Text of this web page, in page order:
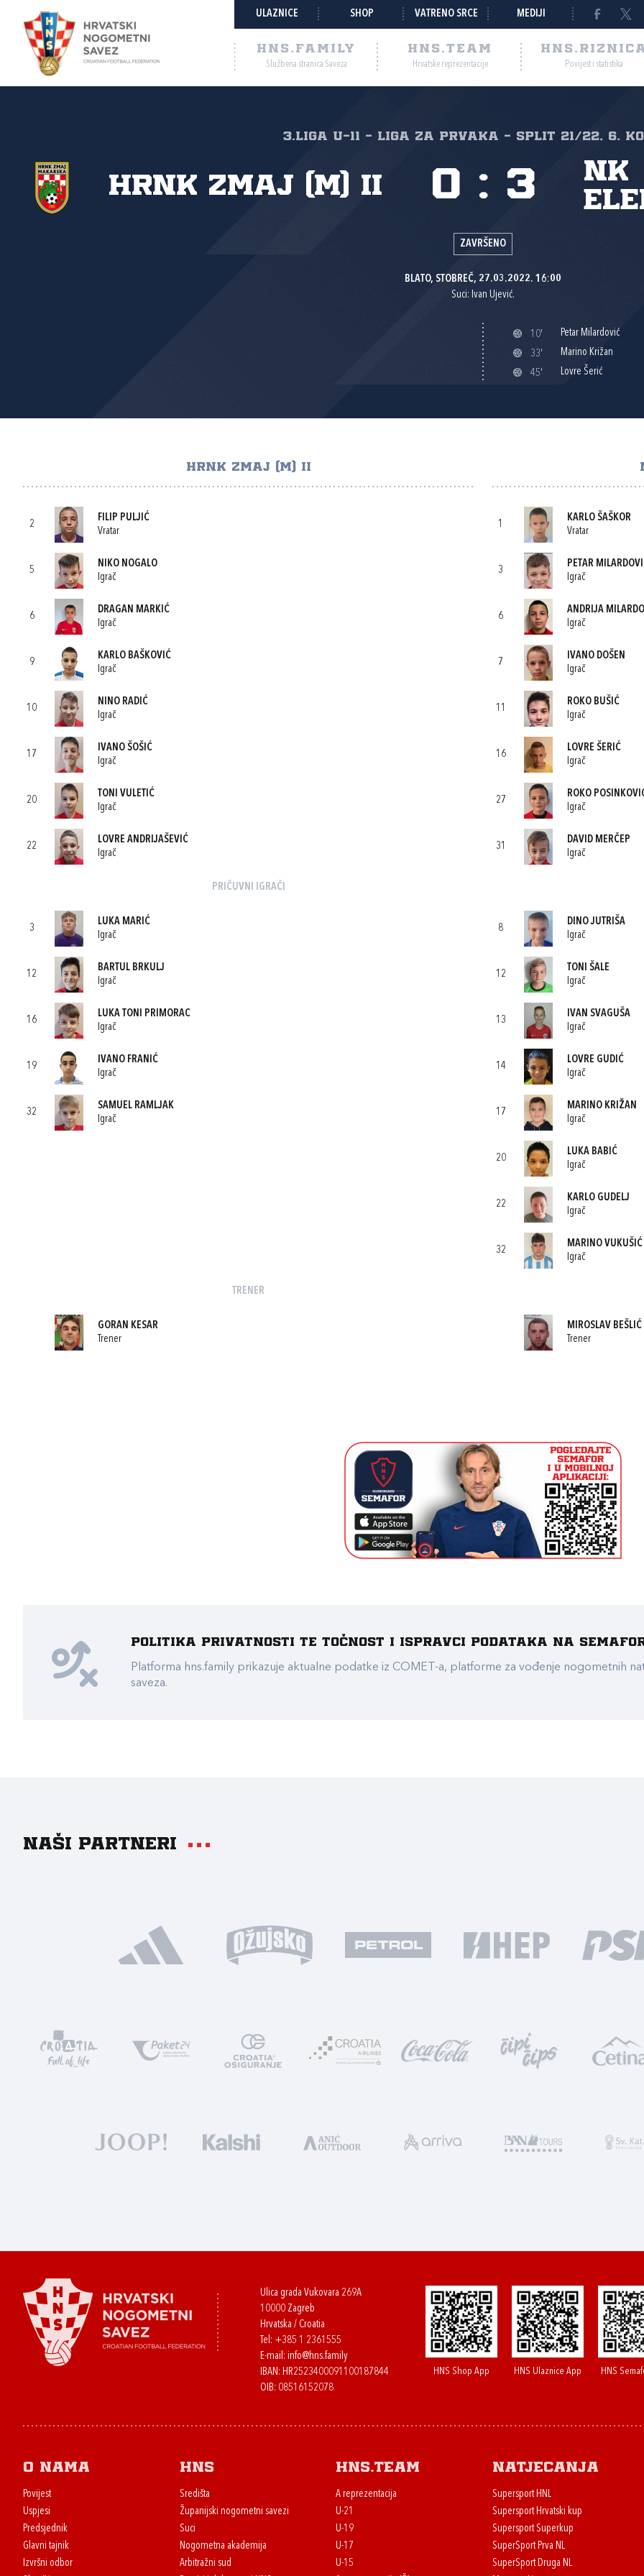
ULAZNICE SHOP VATRENO SRCE MEDIJI
HNS.FAMILY
Službena stranica Saveza
HNS.TEAM
Hrvatske reprezentacije Povijest i statistika
3.liga U-11 - Liga za prvaka - Split 21/22, 6.
HRNK Zmaj (M) II
NK
0 : 3
ZAVRŠENO
BLATO, STOBREČ, 27.03.2022. 16:00
Suci: Ivan Ujević.
10'
Petar Milardović
33'
Marino Križan
45'
Lovre Šerić
HRNK ZMAJ (M) II
2
FILIP PULJIĆ
Vratar
5
NIKO NOGALO
Igrač
6
DRAGAN MARKIĆ
Igrač
9
KARLO BAŠKOVIĆ
Igrač
10
NINO RADIĆ
Igrač
17
IVANO ŠOŠIĆ
Igrač
20
TONI VULETIĆ
Igrač
22
LOVRE ANDRIJAŠEVIĆ
Igrač
PRIČUVNI IGRAČI
3
LUKA MARIĆ
Igrač
12
BARTUL BRKULJ
Igrač
16
LUKA TONI PRIMORAC
Igrač
19
IVANO FRANIĆ
Igrač
32
SAMUEL RAMLJAK
Igrač
TRENER
GORAN KESAR
Trener
1
KARLO ŠAŠKOR
Vratar
3
PETAR
Igrač
6
ANDRIJA
Igrač
7
IVANO DOŠEN
Igrač
11
ROKO BUŠIĆ
Igrač
16
LOVRE ŠERIĆ
Igrač
27
ROKO
Igrač
31
DAVID MERČEP
Igrač
8
DINO JUTRIŠA
Igrač
12
TONI ŠALE
Igrač
13
IVAN SVAGUŠA
Igrač
14
LOVRE GUDIĆ
Igrač
17
MARINO KRIŽAN
Igrač
20
LUKA BABIĆ
Igrač
22
KARLO GUDELJ
Igrač
32
MARINO VUKUŠIĆ
Igrač
MIROSLAV BEŠLIĆ
Trener
Politika privatnosti te točnost i ispravci podataka na
Platforma hns.family prikazuje aktualne podatke iz COMET-a, platforme za vođenje nogometnih
saveza.
Naši partneri
Ulica grada Vukovara 269A
10000 Zagreb
Hrvatska / Croatia
Tel: +385 1 2361555
E-mail: info@hns.family
IBAN: HR2523400091100187844
OIB: 08516152078
HNS Shop App HNS Ulaznice App HNS
O nama
Povijest
Uspjesi
Predsjednik
Glavni tajnik
Izvršni odbor
HNS
Središta
Županijski nogometni savezi
Suci
Nogometna akademija
Arbitražni sud
HNS.team
A reprezentacija
U-21
U-19
U-17
U-15
Natjecanja
Supersport HNL
Supersport Hrvatski kup
Supersport Superkup
SuperSport Prva NL
SuperSport Druga NL